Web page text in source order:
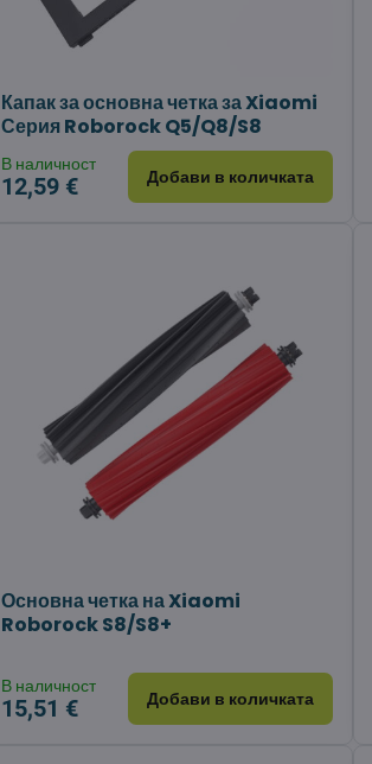
Капак за основна четка за Xiaomi
Серия Roborock Q5/Q8/S8
В наличност
12,59 € Добави в количката
Основна четка на Xiaomi
Roborock S8/S8+
В наличност
15,51 € Добави в количката